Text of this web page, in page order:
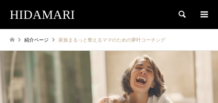
HIDAMARI 検索
紹介ページ 家族まるっと整えるママのための夢叶コーチング